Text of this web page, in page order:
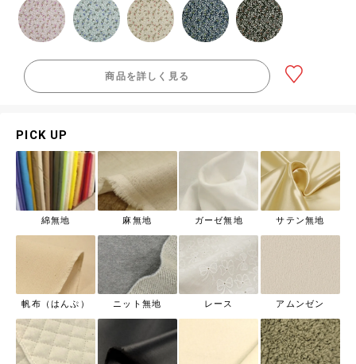
商品を詳しく見る
PICK UP
綿無地 麻無地 ガーゼ無地 サテン無地
帆布（はんぷ） ニット無地 レース アムンゼン